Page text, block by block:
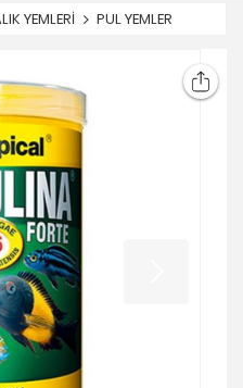
YEMLERİ PUL YEMLER